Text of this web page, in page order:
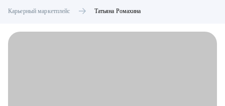
Карьерный маркетплейс Татьяна Ромахина